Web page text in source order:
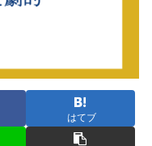
はてブ